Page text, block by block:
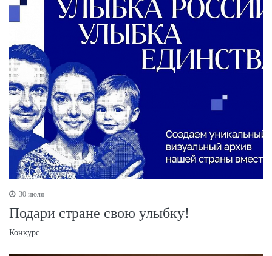
30 июля
Подари стране свою улыбку!
Конкурс